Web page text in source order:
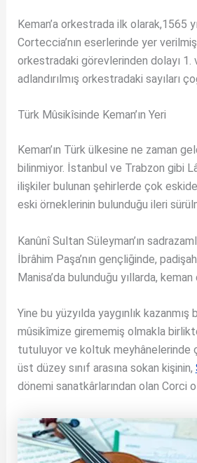
Keman’a orkestrada ilk olarak,1565
Corteccia’nın eserlerinde yer
orkestradaki görevlerinden dolayı 1.
adlandırılmış orkestradaki sayıları
Türk Mûsikîsinde Keman’ın Yeri
Keman’ın Türk ülkesine ne zaman
bilinmiyor. İstanbul ve Trabzon gibi
ilişkiler bulunan şehirlerde çok
eski örneklerinin bulunduğu ileri
Kanûnî Sultan Süleyman’ın
İbrâhim Paşa’nın gençliğinde,
Manisa’da bulunduğu yıllarda, keman
Yine bu yüzyılda yaygınlık
mûsikîmize girememiş olmakla
tutuluyor ve koltuk meyhânelerinde
üst düzey sınıf arasına sokan kişinin,
dönemi sanatkârlarından olan Corci